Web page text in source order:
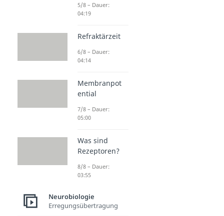
5/8 – Dauer:
04:19
Refraktärzeit
6/8 – Dauer:
04:14
Membranpot
ential
7/8 – Dauer:
05:00
Was sind
Rezeptoren?
8/8 – Dauer:
03:55
Neurobiologie
Erregungsübertragung